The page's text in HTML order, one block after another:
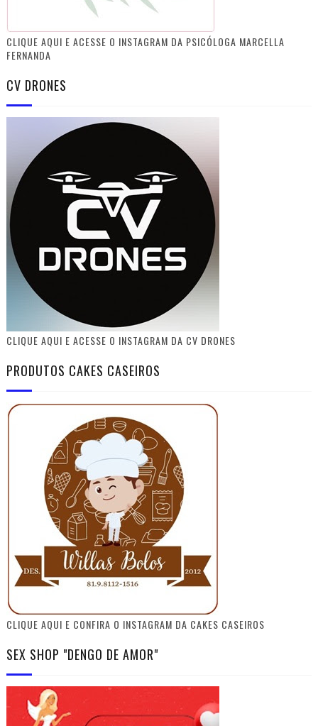
CLIQUE AQUI E ACESSE O INSTAGRAM DA PSICÓLOGA MARCELLA
FERNANDA
CV DRONES
CLIQUE AQUI E ACESSE O INSTAGRAM DA CV DRONES
PRODUTOS CAKES CASEIROS
CLIQUE AQUI E CONFIRA O INSTAGRAM DA CAKES CASEIROS
SEX SHOP "DENGO DE AMOR"